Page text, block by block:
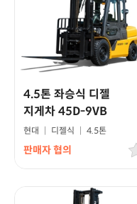
4.5톤 좌승식 디젤
지게차 45D-9VB
현대 | 디젤식 | 4.5톤
판매자 협의